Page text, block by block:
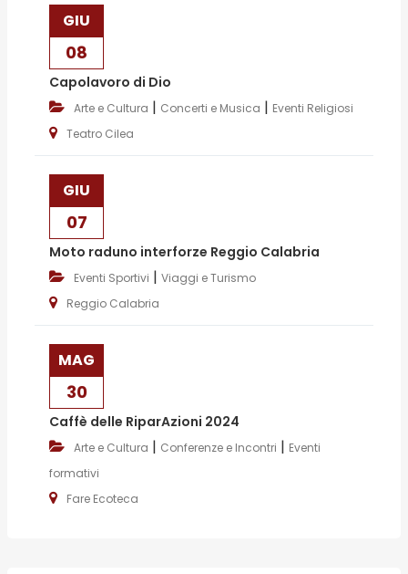
GIU
08
Capolavoro di Dio
Arte e Cultura | Concerti e Musica | Eventi Religiosi
Teatro Cilea
GIU
07
Moto raduno interforze Reggio Calabria
Eventi Sportivi | Viaggi e Turismo
Reggio Calabria
MAG
30
Caffè delle RiparAzioni 2024
Arte e Cultura | Conferenze e Incontri | Eventi
formativi
Fare Ecoteca